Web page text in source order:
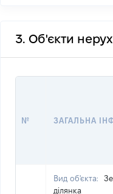
3. Об'єкти
№ ЗАГАЛЬНА
Вид об'єкта:
ділянка